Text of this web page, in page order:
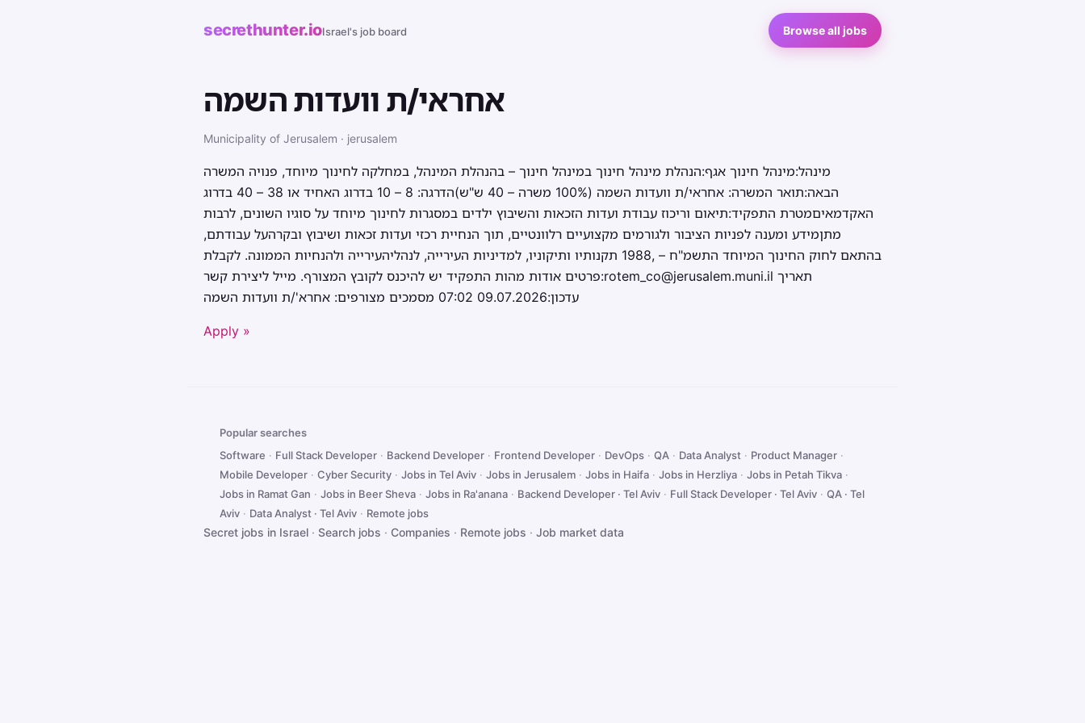
secrethunter.ioIsrael's job board Browse all jobs
אחראי/ת וועדות השמה
Municipality of Jerusalem · jerusalem
מינהל:מינהל חינוך​ אגף:הנהלת מינהל חינוך​ במינהל חינוך – בהנהלת המינהל, במחלקה לחינוך מיוחד, פנויה המשרה
הבאה:תואר המשרה: אחראי/ת וועדות השמה (100% משרה – 40 ש"ש)הדרגה: 8 – 10 בדרוג האחיד או 38 – 40 בדרוג
האקדמאיםמטרת התפקיד:תיאום וריכוז עבודת ועדות הזכאות והשיבוץ ילדים במסגרות לחינוך מיוחד על סוגיו השונים, לרבות
מתןמידע ומענה לפניות הציבור ולגורמים מקצועיים רלוונטיים, תוך הנחיית רכזי ועדות זכאות ושיבוץ ובקרהעל עבודתם,
בהתאם לחוק החינוך המיוחד התשמ"ח – ,1988 תקנותיו ותיקוניו, למדיניות העירייה, לנהליהעירייה ולהנחיות הממונה. לקבלת
פרטים אודות מהות התפקיד יש להיכנס לקובץ המצורף. מייל ליצירת קשר:rotem_co@jerusalem.muni.il תאריך
עדכון:09.07.2026 07:02 מסמכים מצורפים: אחרא'/ת וועדות השמה
Apply »
Popular searches
Software · Full Stack Developer · Backend Developer · Frontend Developer · DevOps · QA · Data Analyst · Product Manager ·
Mobile Developer · Cyber Security · Jobs in Tel Aviv · Jobs in Jerusalem · Jobs in Haifa · Jobs in Herzliya · Jobs in Petah Tikva ·
Jobs in Ramat Gan · Jobs in Beer Sheva · Jobs in Ra'anana · Backend Developer · Tel Aviv · Full Stack Developer · Tel Aviv · QA · Tel
Aviv · Data Analyst · Tel Aviv · Remote jobs
Secret jobs in Israel · Search jobs · Companies · Remote jobs · Job market data